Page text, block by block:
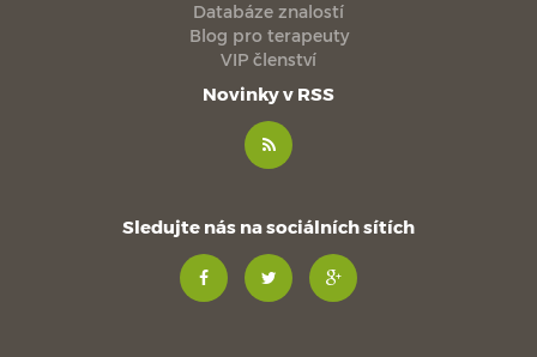
Databáze znalostí
Blog pro terapeuty
VIP členství
Novinky v RSS
Sledujte nás na sociálních sítích